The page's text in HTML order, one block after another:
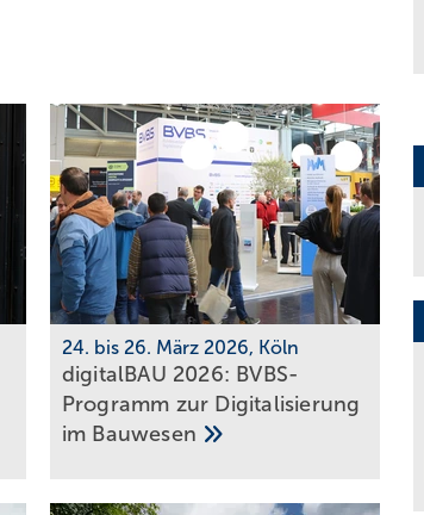
24. bis 26. März 2026, Köln
digitalBAU 2026: BVBS-
Programm zur Digi­ta­li­sie­rung
im Bau­wesen